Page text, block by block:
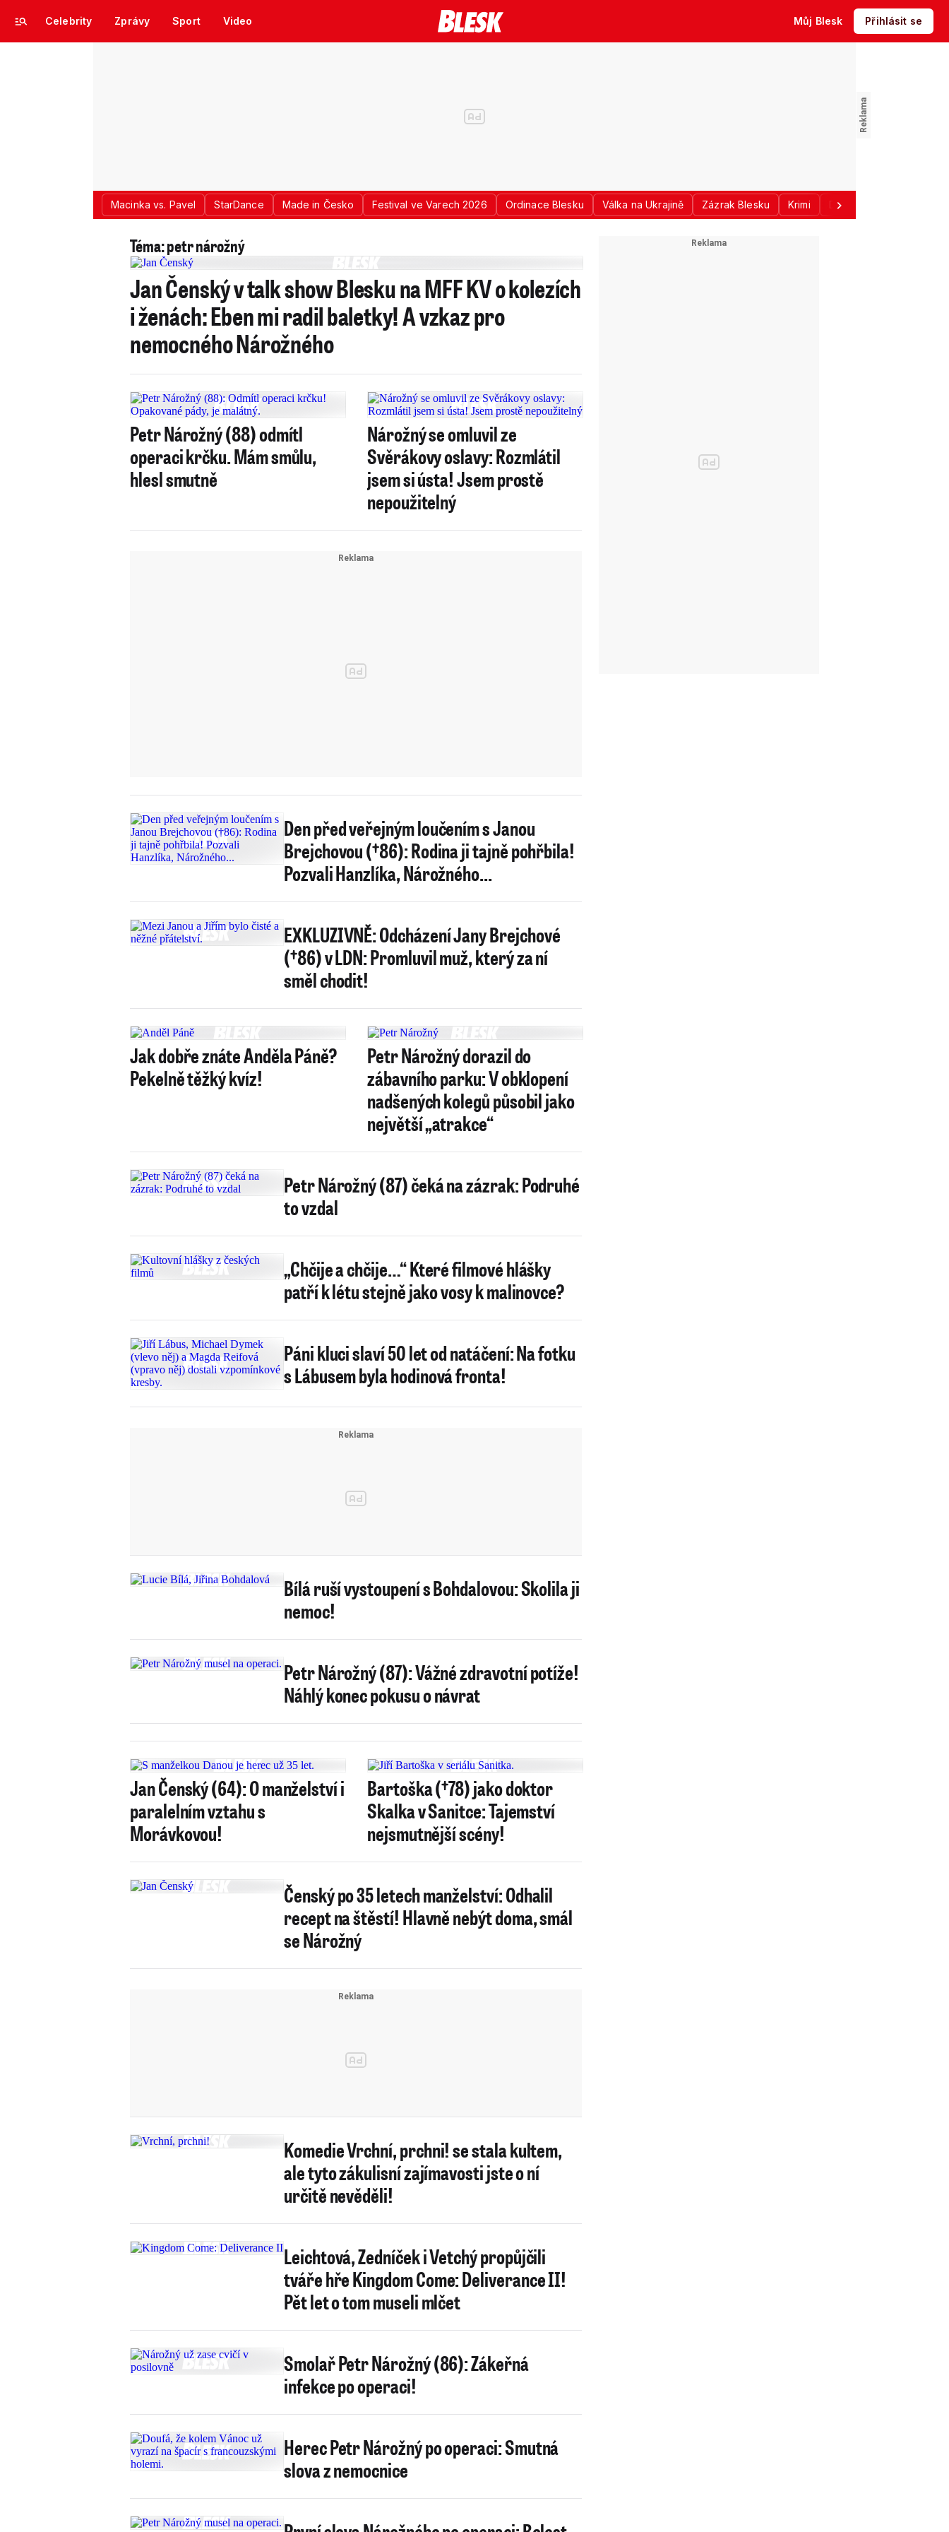
Celebrity Zprávy Sport Video Můj Blesk Přihlásit se
Macinka vs. Pavel StarDance Made in Česko Festival ve Varech 2026 Ordinace Blesku Válka na Ukrajině Zázrak Blesku Krimi Donald Trump
Téma: petr nárožný
Jan Čenský v talk show Blesku na MFF KV o kolezích
i ženách: Eben mi radil baletky! A vzkaz pro
nemocného Nárožného
Petr Nárožný (88) odmítl
operaci krčku. Mám smůlu,
hlesl smutně
Nárožný se omluvil ze
Svěrákovy oslavy: Rozmlátil
jsem si ústa! Jsem prostě
nepoužitelný
Den před veřejným loučením s Janou
Brejchovou (†86): Rodina ji tajně pohřbila!
Pozvali Hanzlíka, Nárožného...
EXKLUZIVNĚ: Odcházení Jany Brejchové
(†86) v LDN: Promluvil muž, který za ní
směl chodit!
Jak dobře znáte Anděla Páně?
Pekelně těžký kvíz!
Petr Nárožný dorazil do
zábavního parku: V obklopení
nadšených kolegů působil jako
největší „atrakce“
Petr Nárožný (87) čeká na zázrak: Podruhé
to vzdal
„Chčije a chčije…“ Které filmové hlášky
patří k létu stejně jako vosy k malinovce?
Páni kluci slaví 50 let od natáčení: Na fotku
s Lábusem byla hodinová fronta!
Bílá ruší vystoupení s Bohdalovou: Skolila ji
nemoc!
Petr Nárožný (87): Vážné zdravotní potíže!
Náhlý konec pokusu o návrat
Jan Čenský (64): O manželství i
paralelním vztahu s
Morávkovou!
Bartoška (†78) jako doktor
Skalka v Sanitce: Tajemství
nejsmutnější scény!
Čenský po 35 letech manželství: Odhalil
recept na štěstí! Hlavně nebýt doma, smál
se Nárožný
Komedie Vrchní, prchni! se stala kultem,
ale tyto zákulisní zajímavosti jste o ní
určitě nevěděli!
Leichtová, Zedníček i Vetchý propůjčili
tváře hře Kingdom Come: Deliverance II!
Pět let o tom museli mlčet
Smolař Petr Nárožný (86): Zákeřná
infekce po operaci!
Herec Petr Nárožný po operaci: Smutná
slova z nemocnice